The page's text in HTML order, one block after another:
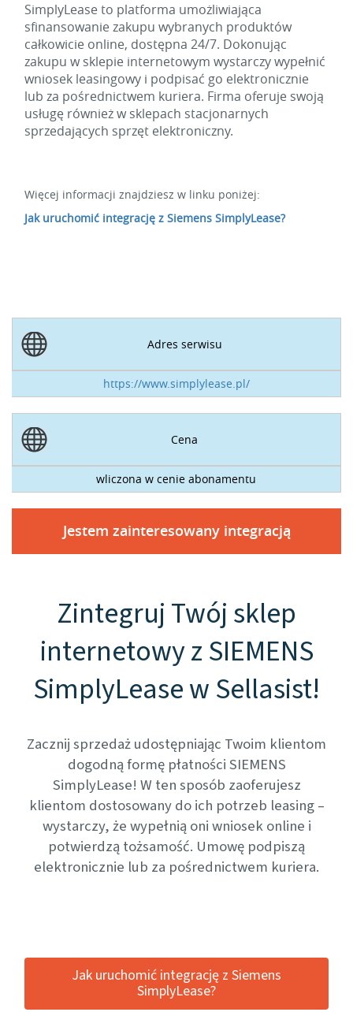
SimplyLease to platforma umożliwiająca
sfinansowanie zakupu wybranych produktów
całkowicie online, dostępna 24/7. Dokonując
zakupu w sklepie internetowym wystarczy wypełnić
wniosek leasingowy i podpisać go elektronicznie
lub za pośrednictwem kuriera. Firma oferuje swoją
usługę również w sklepach stacjonarnych
sprzedających sprzęt elektroniczny.
Więcej informacji znajdziesz w linku poniżej:
Jak uruchomić integrację z Siemens SimplyLease?
Adres serwisu
https://www.simplylease.pl/
Cena
wliczona w cenie abonamentu
Jestem zainteresowany integracją
Zintegruj Twój sklep
internetowy z SIEMENS
SimplyLease w Sellasist!
Zacznij sprzedaż udostępniając Twoim klientom
dogodną formę płatności SIEMENS
SimplyLease! W ten sposób zaoferujesz
klientom dostosowany do ich potrzeb leasing –
wystarczy, że wypełnią oni wniosek online i
potwierdzą tożsamość. Umowę podpiszą
elektronicznie lub za pośrednictwem kuriera.
Jak uruchomić integrację z Siemens
SimplyLease?